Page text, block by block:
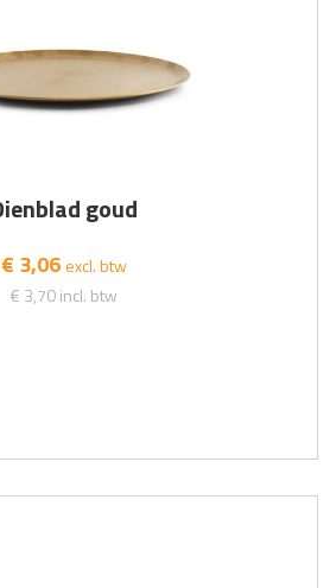
goud
€ 3,06 excl. btw
€ 3,70incl. btw